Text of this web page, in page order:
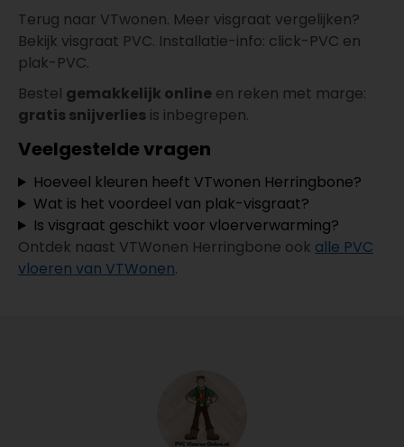
Terug naar VTwonen. Meer visgraat vergelijken?
Bekijk visgraat PVC. Installatie-info: click-PVC en
plak-PVC.
Bestel gemakkelijk online en reken met marge:
gratis snijverlies is inbegrepen.
Veelgestelde vragen
Hoeveel kleuren heeft VTwonen Herringbone?
Wat is het voordeel van plak-visgraat?
Is visgraat geschikt voor vloerverwarming?
Ontdek naast VTWonen Herringbone ook alle PVC
vloeren van VTWonen.